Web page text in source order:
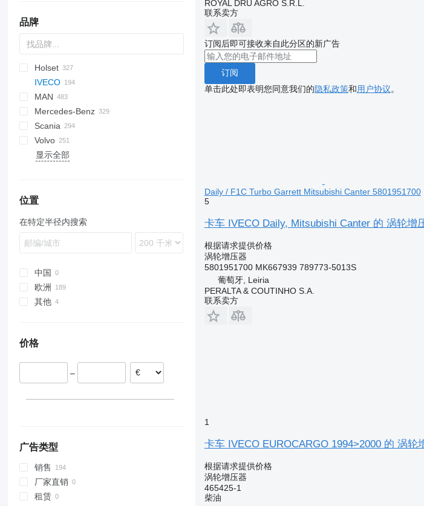
品牌
A-series
Q-series
3-Series
X-Series
120
C-series
GP
Berlingo
C-series
Jumper
Jumpy
C-series
CF
LF
XF
XG
Duster
AC
BF
Doblo
Ducato
Fiorino
Panda
Scudo
C-MAX
Escort
F-MAX
Focus
Mondeo
Ranger
Tourneo
Cascadia
Holset
T-series
ix
IVECO
Daily
EuroCargo
EuroStar
EuroStar 440
Eurotech
Eurotech 190
Eurotrakker
Axer
Citelis
Crossway
Daily
Domino
Recreo
D-Max
NQR
Grand Cherokee
Carnival
Rio
Sorento
Discovery
Range Rover
A-series
L-series
LTM
MAN
A-series
F90
L2000
Lion's series
TGX
Mercedes-Benz
A-Class
Actros
Antos
Econic
GLC
GLS
LK
O-series
S-Class
Canter
L-series
Pajero
Atleon
Cabstar
Interstar
Astra
Combo
Corsa
1100 Series
Boxer
Partner
911
Espace
G-series
Kangoo
Mascott
Master
Midliner
Midlum
Premium
T-series
Scania
K-series
L-series
Alpino
Urbino
Rexton
Avensis
Dyna
Amarok
Caddy
Sharan
T-Roc
Tiguan
Touran
Transporter
Volvo
8700
FL
FM
FMX
N-series
S-series
XC
Roomster
显示全部
位置
在特定半径内搜索
中国
欧洲
爱沙尼亚
其他
价格
–
广告类型
销售
厂家直销
租赁
ROYAL DRU AGRO S.R.L.
联系卖方
订阅后即可接收来自此分区的新广告
订阅
单击此处即表明您同意我们的隐私政策和用户协议。
Daily / F1C Turbo Garrett Mitsubishi Canter 5801951700
5
卡车 IVECO Daily, Mitsubishi Canter 的 涡轮增
根据请求提供价格
涡轮增压器
5801951700 MK667939 789773-5013S
葡萄牙, Leiria
PERALTA & COUTINHO S.A.
联系卖方
1
卡车 IVECO EUROCARGO 1994>2000 的 涡轮
根据请求提供价格
涡轮增压器
465425-1
柴油